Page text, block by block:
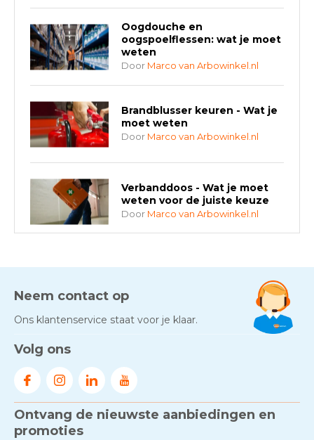
Oogdouche en
oogspoelflessen: wat je moet
weten
Door Marco van Arbowinkel.nl
Brandblusser keuren - Wat je
moet weten
Door Marco van Arbowinkel.nl
Verbanddoos - Wat je moet
weten voor de juiste keuze
Door Marco van Arbowinkel.nl
AED-apparaten - Welke past
Door Marco van Arbowinkel.nl
Door
Voorkom brand met
rookmelders, hittemelders en
Neem contact op
Ons klantenservice staat voor je klaar.
Volg ons
Ontvang de nieuwste aanbiedingen en
promoties